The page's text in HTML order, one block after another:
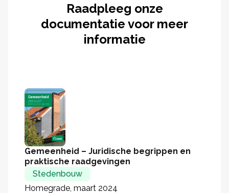
Raadpleeg onze
documentatie voor meer
informatie
Gemeenheid – Juridische begrippen en
praktische raadgevingen
Stedenbouw
Homegrade, maart 2024